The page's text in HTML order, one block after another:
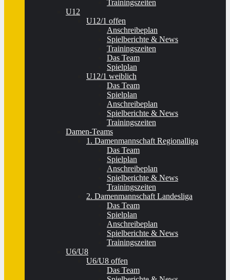
Trainingszeiten
U12
U12/1 offen
Anschreibeplan
Spielberichte & News
Trainingszeiten
Das Team
Spielplan
U12/1 weiblich
Das Team
Spielplan
Anschreibeplan
Spielberichte & News
Trainingszeiten
Damen-Teams
1. Damenmannschaft Regionalliga
Das Team
Spielplan
Anschreibeplan
Spielberichte & News
Trainingszeiten
2. Damenmannschaft Landesliga
Das Team
Spielplan
Anschreibeplan
Spielberichte & News
Trainingszeiten
U6/U8
U6/U8 offen
Das Team